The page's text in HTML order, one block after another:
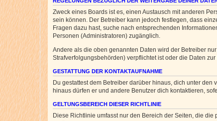
Zweck eines Boards ist es, einen Austausch mit anderen
sein können. Der Betreiber kann jedoch festlegen, dass
Fragen dazu hast, suche nach entsprechenden
Personen (Administratoren) zugänglich.
Andere als die oben genannten Daten wird der Betreiber
Strafverfolgungsbehörden) verpflichtet ist oder die Daten
GESTATTUNG DER KONTAKTAUFNAHME
Du gestattest dem Betreiber darüber hinaus, dich unter
hinaus dürfen er und andere Benutzer dich kontaktieren,
GELTUNGSBEREICH DIESER RICHTLINIE
Diese Richtlinie umfasst nur den Bereich der Seiten, die